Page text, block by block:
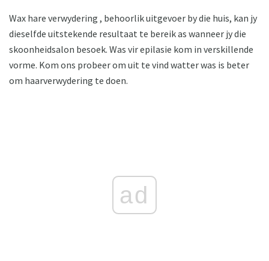
Wax hare verwydering , behoorlik uitgevoer by die huis, kan jy
dieselfde uitstekende resultaat te bereik as wanneer jy die
skoonheidsalon besoek. Was vir epilasie kom in verskillende
vorme. Kom ons probeer om uit te vind watter was is beter
om haarverwydering te doen.
ad